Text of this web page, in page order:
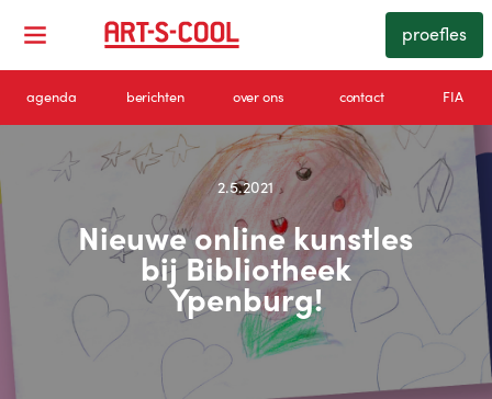
proefles
agenda berichten over ons contact FIA
2.5.2021
Nieuwe online kunstles
bij Bibliotheek
Ypenburg!